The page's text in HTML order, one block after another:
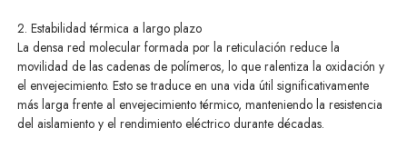
2. Estabilidad térmica a largo plazo
La densa red molecular formada por la reticulación reduce la
movilidad de las cadenas de polímeros, lo que ralentiza la oxidación y
el envejecimiento. Esto se traduce en una vida útil significativamente
más larga frente al envejecimiento térmico, manteniendo la resistencia
del aislamiento y el rendimiento eléctrico durante décadas.